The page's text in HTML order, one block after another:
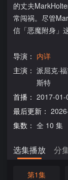
的丈夫
常闯祸。尽管
信「恶魔附身」
导演： 内详
主演： 派屈克·
斯特
首播： 2017-01-
最后更新：
集数： 全 10 集
选集播放 分
第1集